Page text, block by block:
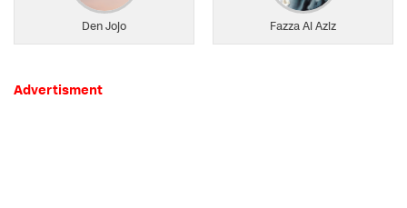
Den Jojo Fazza Al Aziz
Advertisment